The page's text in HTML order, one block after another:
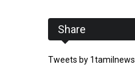
Share
Tweets by 1tamilnews